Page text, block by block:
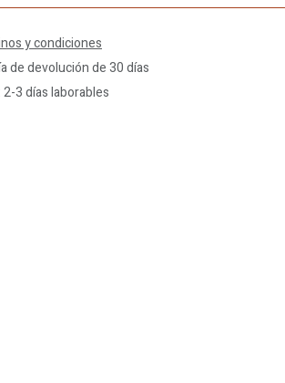
y condiciones
de devolución de 30 días
2-3 días laborables